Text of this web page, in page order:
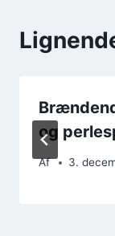
og
Af 3.